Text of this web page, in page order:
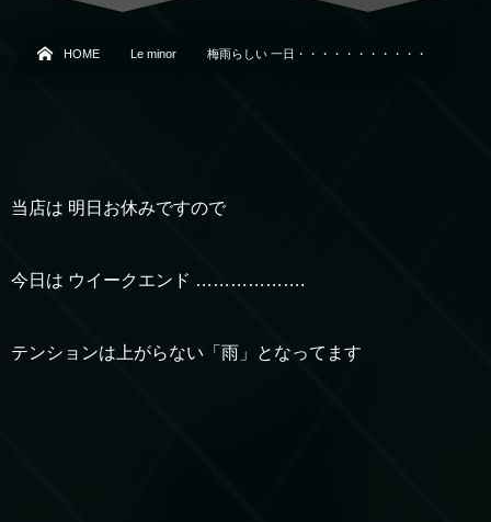
HOME Le minor 梅雨らしい 一日・・・・・・・・・・・
当店は 明日お休みですので
今日は ウイークエンド ……………….
テンションは上がらない「雨」となってます